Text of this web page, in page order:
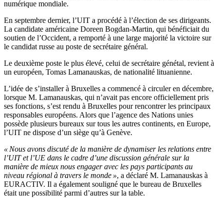
numérique mondiale.
En septembre dernier, l’UIT a procédé à l’élection de ses dirigeants.
La candidate américaine Doreen Bogdan-Martin, qui bénéficiait du
soutien de l’Occident, a remporté à une large majorité la victoire sur
le candidat russe au poste de secrétaire général.
Le deuxième poste le plus élevé, celui de secrétaire génétal, revient à
un européen, Tomas Lamanauskas, de nationalité lituanienne.
L’idée de s’installer à Bruxelles a commencé à circuler en décembre,
lorsque M. Lamanauskas, qui n’avait pas encore officiellement pris
ses fonctions, s’est rendu à Bruxelles pour rencontrer les principaux
responsables européens. Alors que l’agence des Nations unies
possède plusieurs bureaux sur tous les autres continents, en Europe,
l’UIT ne dispose d’un siège qu’à Genève.
« Nous avons discuté de la manière de dynamiser les relations entre
l’UIT et l’UE dans le cadre d’une discussion générale sur la
manière de mieux nous engager avec les pays participants au
niveau régional à travers le monde », a déclaré M. Lamanauskas à
EURACTIV. Il a également souligné que le bureau de Bruxelles
était une possibilité parmi d’autres sur la table.